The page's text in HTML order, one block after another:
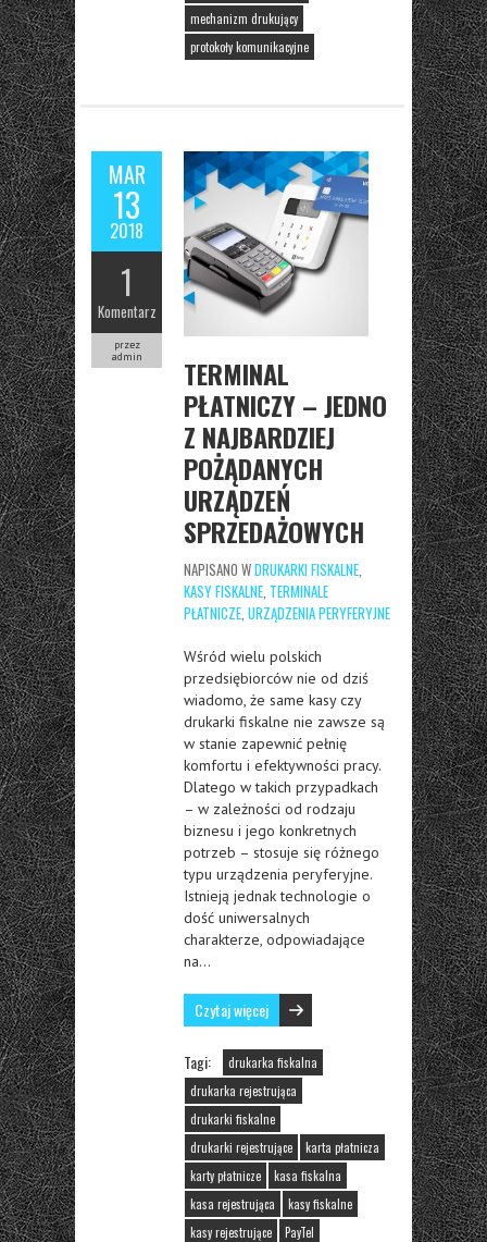
mechanizm drukujący
protokoły komunikacyjne
MAR
13
2018
1
Komentarz
przez
admin
TERMINAL
PŁATNICZY – JEDNO
Z NAJBARDZIEJ
POŻĄDANYCH
URZĄDZEŃ
SPRZEDAŻOWYCH
NAPISANO WDRUKARKI FISKALNE
KASY FISKALNE TERMINALE
PŁATNICZE URZĄDZENIA PERYFERYJNE
Wśród wielu polskich
przedsiębiorców nie od dziś
wiadomo, że same kasy czy
drukarki fiskalne nie zawsze są
w stanie zapewnić pełnię
komfortu i efektywności pracy.
Dlatego w takich przypadkach
– w zależności od rodzaju
biznesu i jego konkretnych
potrzeb – stosuje się różnego
typu urządzenia peryferyjne.
Istnieją jednak technologie o
dość uniwersalnych
charakterze, odpowiadające
na…
Czytaj więcej
Tagi:
drukarka fiskalna
drukarka rejestrująca
drukarki fiskalne
drukarki rejestrujące
karta płatnicza
karty płatnicze
kasa fiskalna
kasa rejestrująca
kasy fiskalne
kasy rejestrujące
PayTel